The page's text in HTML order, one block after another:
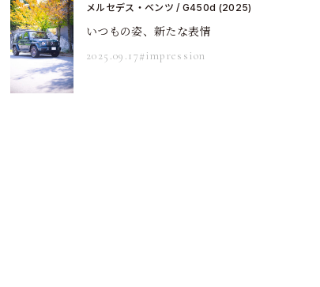
メルセデス・ベンツ / G450d (2025)
いつもの姿、新たな表情
2025.09.17#impression